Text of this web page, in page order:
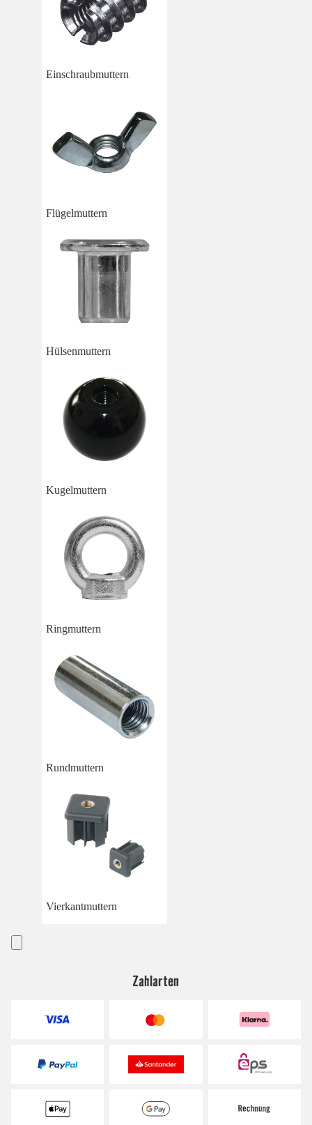
Einschraubmuttern
Flügelmuttern
Hülsenmuttern
Kugelmuttern
Ringmuttern
Rundmuttern
Vierkantmuttern
Zahlarten